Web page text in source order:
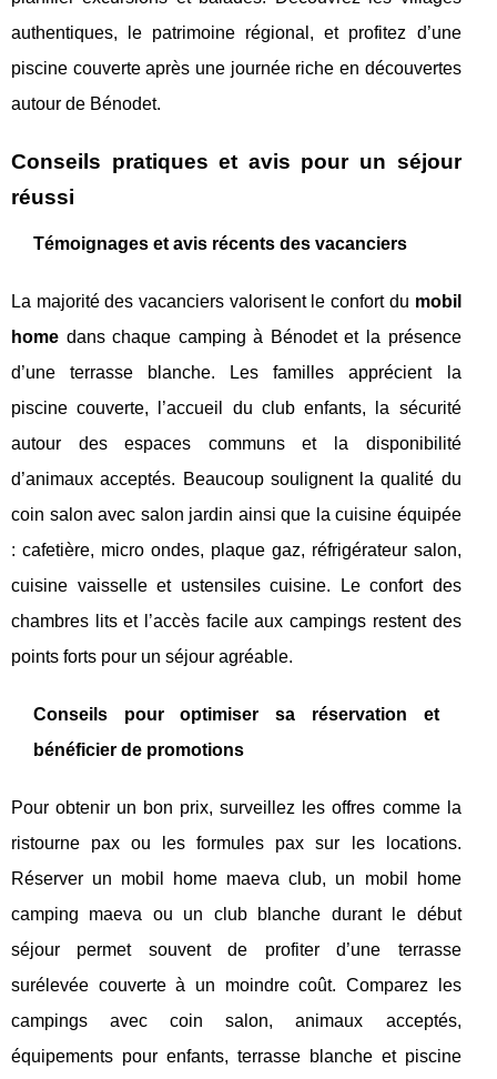
authentiques, le patrimoine régional, et profitez d’une
piscine couverte après une journée riche en découvertes
autour de Bénodet.
Conseils pratiques et avis pour un séjour
réussi
Témoignages et avis récents des vacanciers
La majorité des vacanciers valorisent le confort du mobil
home dans chaque camping à Bénodet et la présence
d’une terrasse blanche. Les familles apprécient la
piscine couverte, l’accueil du club enfants, la sécurité
autour des espaces communs et la disponibilité
d’animaux acceptés. Beaucoup soulignent la qualité du
coin salon avec salon jardin ainsi que la cuisine équipée
: cafetière, micro ondes, plaque gaz, réfrigérateur salon,
cuisine vaisselle et ustensiles cuisine. Le confort des
chambres lits et l’accès facile aux campings restent des
points forts pour un séjour agréable.
Conseils pour optimiser sa réservation et
bénéficier de promotions
Pour obtenir un bon prix, surveillez les offres comme la
ristourne pax ou les formules pax sur les locations.
Réserver un mobil home maeva club, un mobil home
camping maeva ou un club blanche durant le début
séjour permet souvent de profiter d’une terrasse
surélevée couverte à un moindre coût. Comparez les
campings avec coin salon, animaux acceptés,
équipements pour enfants, terrasse blanche et piscine